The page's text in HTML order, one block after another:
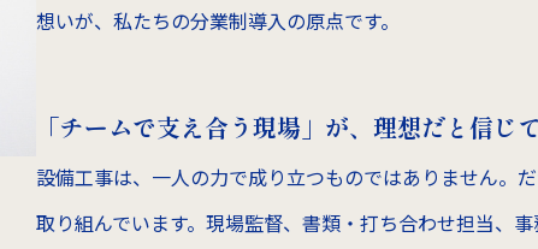
想いが、私たちの分業制導入の原点です。
「チームで支え合う現場」が、理想だと信じて
設備工事は、一人の力で成り立つものではありません。
取り組んでいます。現場監督、書類・打ち合わせ担当、